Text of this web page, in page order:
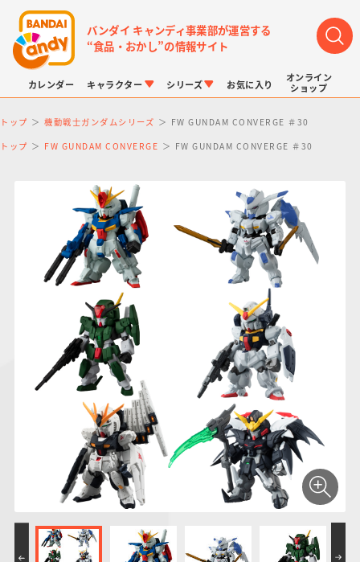
バンダイ キャンディ事業部が運営する
“食品・おかし”の情報サイト
カレンダー キャラクター
LINK TRAVELERS
仮面ライダーシリー
ズ
PROJECT R.E.D.・
スーパー戦隊シリー
ズ
プリキュアシリーズ
ガンダムシリーズ
ポケットモンスター
ドラゴンボール
アンパンマン
サンリオキャラクタ
シリーズ
チョコボックス
キャラパキ
つりグミ
にふぉるめーしょん
＆スクエアシール
SMPシリーズ
ポケモンキッズ
ポケモンスケールワ
ールド
お気に入り
オンライン
ショップ
トップ 機動戦士ガンダムシリーズ FW GUNDAM CONVERGE ＃30
トップ FW GUNDAM CONVERGE FW GUNDAM CONVERGE ＃30